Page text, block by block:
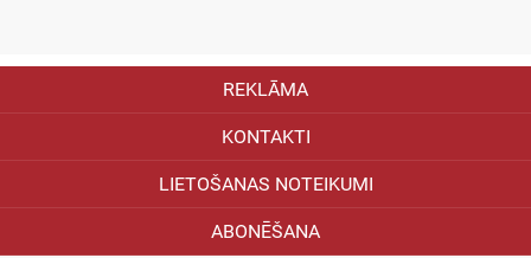
REKLĀMA
KONTAKTI
LIETOŠANAS NOTEIKUMI
ABONĒŠANA